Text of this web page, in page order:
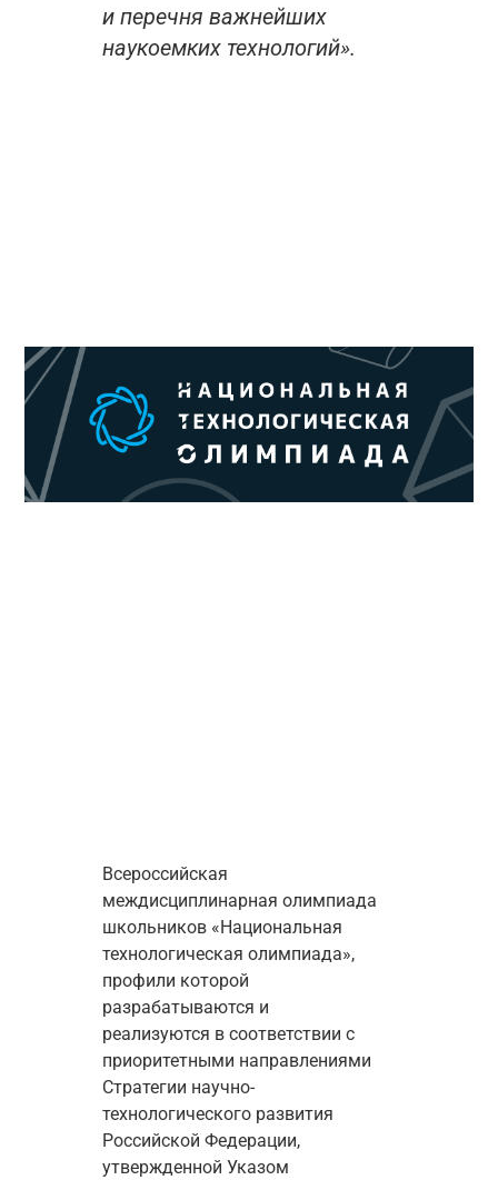
и перечня важнейших
наукоемких технологий».
Всероссийская
междисциплинарная олимпиада
школьников «Национальная
технологическая олимпиада»,
профили которой
разрабатываются и
реализуются в соответствии с
приоритетными направлениями
Стратегии научно-
технологического развития
Российской Федерации,
утвержденной Указом